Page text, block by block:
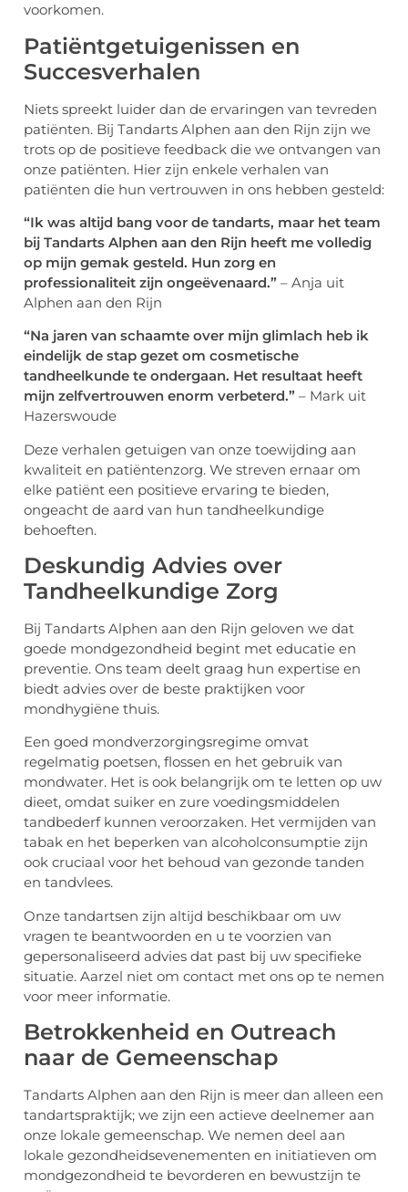
voorkomen.
Patiëntgetuigenissen en
Succesverhalen
Niets spreekt luider dan de ervaringen van tevreden
patiënten. Bij Tandarts Alphen aan den Rijn zijn we
trots op de positieve feedback die we ontvangen van
onze patiënten. Hier zijn enkele verhalen van
patiënten die hun vertrouwen in ons hebben gesteld:
“Ik was altijd bang voor de tandarts, maar het team
bij Tandarts Alphen aan den Rijn heeft me volledig
op mijn gemak gesteld. Hun zorg en
professionaliteit zijn ongeëvenaard.” – Anja uit
Alphen aan den Rijn
“Na jaren van schaamte over mijn glimlach heb ik
eindelijk de stap gezet om cosmetische
tandheelkunde te ondergaan. Het resultaat heeft
mijn zelfvertrouwen enorm verbeterd.” – Mark uit
Hazerswoude
Deze verhalen getuigen van onze toewijding aan
kwaliteit en patiëntenzorg. We streven ernaar om
elke patiënt een positieve ervaring te bieden,
ongeacht de aard van hun tandheelkundige
behoeften.
Deskundig Advies over
Tandheelkundige Zorg
Bij Tandarts Alphen aan den Rijn geloven we dat
goede mondgezondheid begint met educatie en
preventie. Ons team deelt graag hun expertise en
biedt advies over de beste praktijken voor
mondhygiëne thuis.
Een goed mondverzorgingsregime omvat
regelmatig poetsen, flossen en het gebruik van
mondwater. Het is ook belangrijk om te letten op uw
dieet, omdat suiker en zure voedingsmiddelen
tandbederf kunnen veroorzaken. Het vermijden van
tabak en het beperken van alcoholconsumptie zijn
ook cruciaal voor het behoud van gezonde tanden
en tandvlees.
Onze tandartsen zijn altijd beschikbaar om uw
vragen te beantwoorden en u te voorzien van
gepersonaliseerd advies dat past bij uw specifieke
situatie. Aarzel niet om contact met ons op te nemen
voor meer informatie.
Betrokkenheid en Outreach
naar de Gemeenschap
Tandarts Alphen aan den Rijn is meer dan alleen een
tandartspraktijk; we zijn een actieve deelnemer aan
onze lokale gemeenschap. We nemen deel aan
lokale gezondheidsevenementen en initiatieven om
mondgezondheid te bevorderen en bewustzijn te